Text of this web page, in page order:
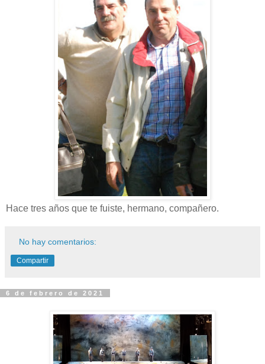
Hace tres años que te fuiste, hermano, compañero.
No hay comentarios:
Compartir
6 de febrero de 2021